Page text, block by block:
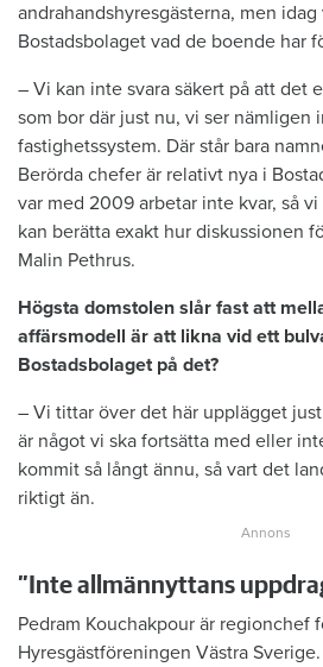
andrahandshyresgästerna, men
Bostadsbolaget vad de boende har
– Vi kan inte svara säkert på att det
som bor där just nu, vi ser nämligen
fastighetssystem. Där står bara
Berörda chefer är relativt nya i
var med 2009 arbetar inte kvar, så
kan berätta exakt hur diskussionen
Malin Pethrus.
Högsta domstolen slår fast att
affärsmodell är att likna vid ett
Bostadsbolaget på det?
– Vi tittar över det här upplägget
är något vi ska fortsätta med eller
kommit så långt ännu, så vart det
riktigt än.
”Inte allmännyttans
Pedram Kouchakpour är regionchef
Hyresgästföreningen Västra